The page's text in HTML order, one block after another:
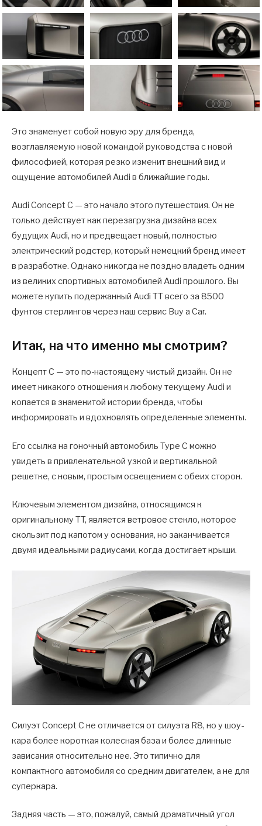
Это знаменует собой новую эру для бренда,
возглавляемую новой командой руководства с новой
философией, которая резко изменит внешний вид и
ощущение автомобилей Audi в ближайшие годы.
Audi Concept C — это начало этого путешествия. Он не
только действует как перезагрузка дизайна всех
будущих Audi, но и предвещает новый, полностью
электрический родстер, который немецкий бренд имеет
в разработке. Однако никогда не поздно владеть одним
из великих спортивных автомобилей Audi прошлого. Вы
можете купить подержанный Audi TT всего за 8500
фунтов стерлингов через наш сервис Buy a Car.
Итак, на что именно мы смотрим?
Концепт C — это по-настоящему чистый дизайн. Он не
имеет никакого отношения к любому текущему Audi и
копается в знаменитой истории бренда, чтобы
информировать и вдохновлять определенные элементы.
Его ссылка на гоночный автомобиль Type C можно
увидеть в привлекательной узкой и вертикальной
решетке, с новым, простым освещением с обеих сторон.
Ключевым элементом дизайна, относящимся к
оригинальному TT, является ветровое стекло, которое
скользит под капотом у основания, но заканчивается
двумя идеальными радиусами, когда достигает крыши.
Силуэт Concept C не отличается от силуэта R8, но у шоу-
кара более короткая колесная база и более длинные
зависания относительно нее. Это типично для
компактного автомобиля со средним двигателем, а не для
суперкара.
Задняя часть — это, пожалуй, самый драматичный угол